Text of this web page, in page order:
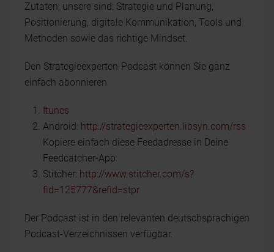
Zutaten; unsere sind: Strategie und Planung,
Positionierung, digitale Kommunikation, Tools und
Methoden sowie das richtige Mindset.
Den Strategieexperten-Podcast können Sie ganz
einfach abonnieren
Itunes
Android: http://strategieexperten.libsyn.com/rss
Kopiere einfach diese Feedadresse in Deine
Feedcatcher-App
Stitcher: http://www.stitcher.com/s?
fid=125777&refid=stpr
Der Podcast ist in den relevanten deutschsprachigen
Podcast-Verzeichnissen verfügbar.